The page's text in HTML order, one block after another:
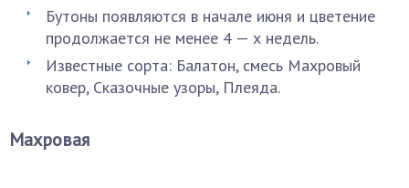
Бутоны появляются в начале июня и цветение
продолжается не менее 4 — х недель.
Известные сорта: Балатон, смесь Махровый
ковер, Сказочные узоры, Плеяда.
Махровая